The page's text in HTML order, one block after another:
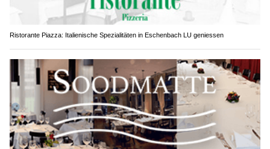
Ristorante Piazza: Italienische Spezialitäten in Eschenbach LU geniessen